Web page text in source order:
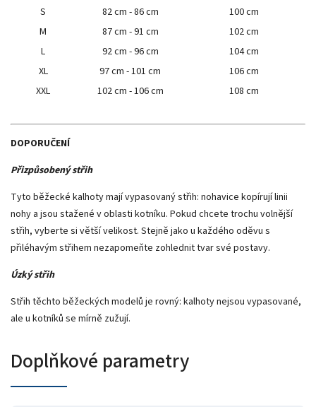
S
82 cm - 86 cm
100 cm
M
87 cm - 91 cm
102 cm
L
92 cm - 96 cm
104 cm
XL
97 cm - 101 cm
106 cm
XXL
102 cm - 106 cm 108 cm
DOPORUČENÍ
Přizpůsobený střih
Tyto běžecké kalhoty mají vypasovaný střih: nohavice kopírují linii
nohy a jsou stažené v oblasti kotníku. Pokud chcete trochu volnější
střih, vyberte si větší velikost. Stejně jako u každého oděvu s
přiléhavým střihem nezapomeňte zohlednit tvar své postavy.
Úzký střih
Střih těchto běžeckých modelů je rovný: kalhoty nejsou vypasované,
ale u kotníků se mírně zužují.
Doplňkové parametry